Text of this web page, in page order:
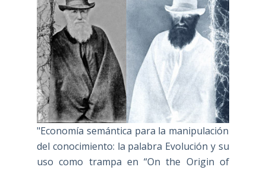
"Economía semántica para la manipulación
del conocimiento: la palabra Evolución y su
uso como trampa en “On the Origin of